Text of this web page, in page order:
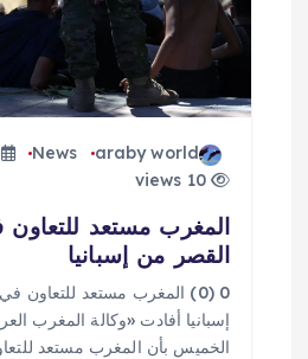
ت
araby world
News
10 views
المغرب مستعد للتعاون
القصر من إسبانيا
0 (0) المغرب مستعد للتعاون
إسبانيا أفادت «وكالة المغرب
الخميس بأن المغرب مستعد